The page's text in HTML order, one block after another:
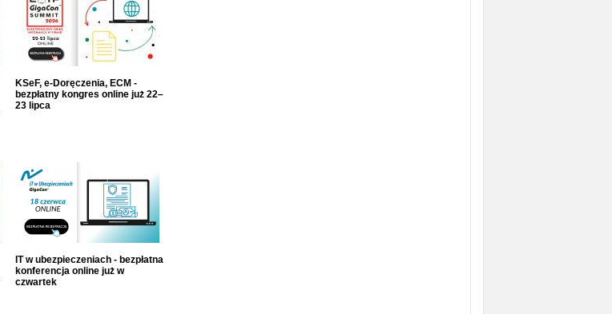
KSeF, e-Doręczenia, ECM -
bezpłatny kongres online już 22–
23 lipca
IT w ubezpieczeniach - bezpłatna
konferencja online już w
czwartek